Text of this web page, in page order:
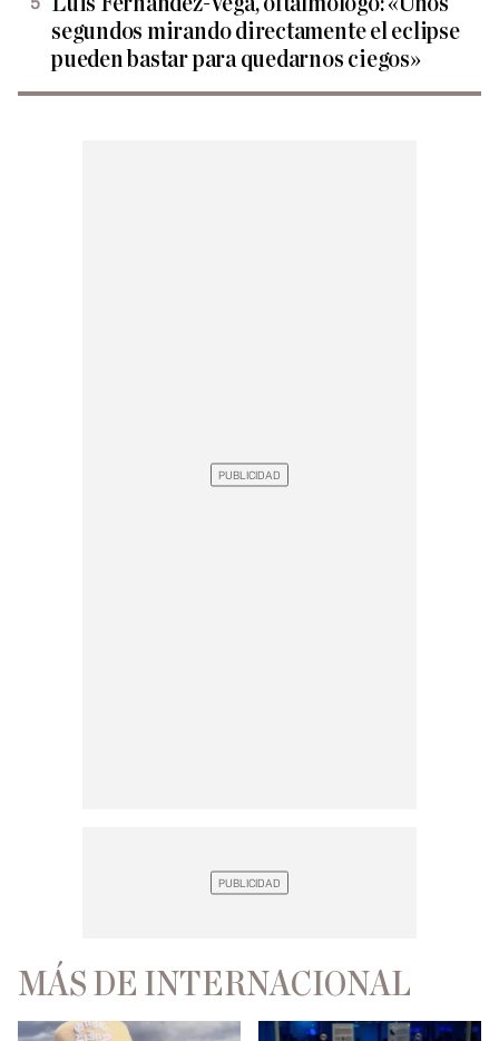
segundos mirando directamente el eclipse
pueden bastar para quedarnos ciegos»
MÁS DE INTERNACIONAL